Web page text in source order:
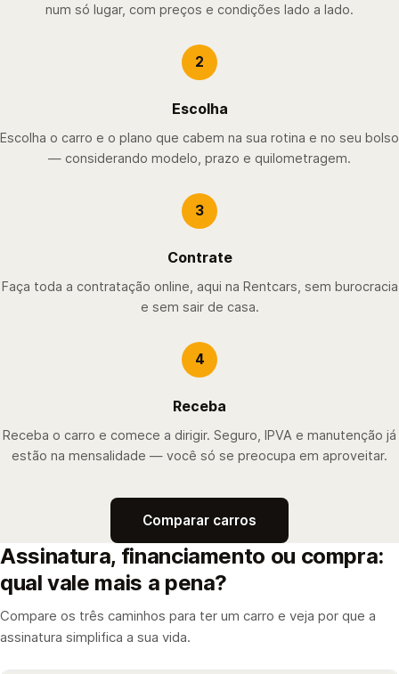
num só lugar, com preços e condições lado a lado.
2
Escolha
Escolha o carro e o plano que cabem na sua rotina e no seu bolso
— considerando modelo, prazo e quilometragem.
3
Contrate
Faça toda a contratação online, aqui na Rentcars, sem burocracia
e sem sair de casa.
4
Receba
Receba o carro e comece a dirigir. Seguro, IPVA e manutenção já
estão na mensalidade — você só se preocupa em aproveitar.
Comparar carros
Assinatura, financiamento ou compra:
qual vale mais a pena?
Compare os três caminhos para ter um carro e veja por que a
assinatura simplifica a sua vida.